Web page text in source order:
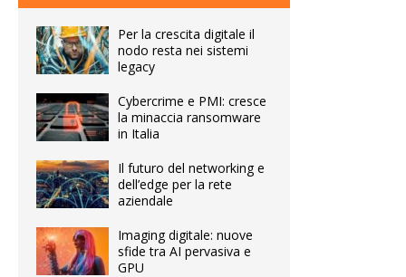
Per la crescita digitale il
nodo resta nei sistemi
legacy
Cybercrime e PMI: cresce
la minaccia ransomware
in Italia
Il futuro del networking e
dell’edge per la rete
aziendale
Imaging digitale: nuove
sfide tra AI pervasiva e
GPU